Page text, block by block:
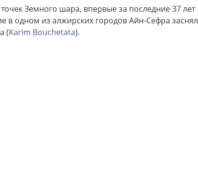
Земного шара, впервые за последние 37 лет
в одном из алжирских городов Айн-Сефра заснял
(Karim Bouchetata).